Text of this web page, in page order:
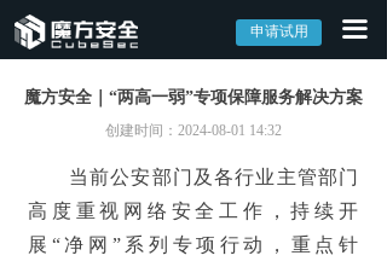
申请试用 끀
首页
产品中心
→ 外部攻击面管理系统EASM
→ 漏洞管理系统CVM
魔方安全｜“两高一弱”专项保障服务解决方案
当前公安部门及各行业主管部门
高度重视网络安全工作，持续开
展“净网”系列专项行动， 重点针
创建时间： 2024-08-01 14:32